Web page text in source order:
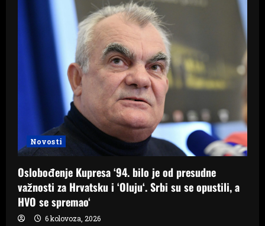
Novosti
Oslobođenje Kupresa ‘94. bilo je od presudne
važnosti za Hrvatsku i ‘Oluju‘. Srbi su se opustili, a
HVO se spremao‘
6 kolovoza, 2026